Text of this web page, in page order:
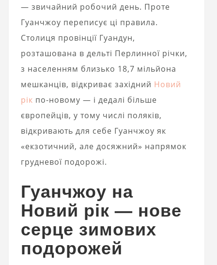
— звичайний робочий день. Проте
Гуанчжоу переписує ці правила.
Столиця провінції Гуандун,
розташована в дельті Перлинної річки,
з населенням близько 18,7 мільйона
мешканців, відкриває західний Новий
рік по-новому — і дедалі більше
європейців, у тому числі поляків,
відкривають для себе Гуанчжоу як
«екзотичний, але досяжний» напрямок
грудневої подорожі.
Гуанчжоу на
Новий рік — нове
серце зимових
подорожей